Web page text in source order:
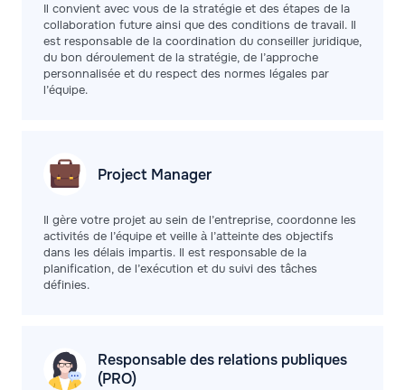
Il convient avec vous de la stratégie et des étapes de la
collaboration future ainsi que des conditions de travail. Il
est responsable de la coordination du conseiller juridique,
du bon déroulement de la stratégie, de l’approche
personnalisée et du respect des normes légales par
l’équipe.
Project Manager
Il gère votre projet au sein de l’entreprise, coordonne les
activités de l’équipe et veille à l’atteinte des objectifs
dans les délais impartis. Il est responsable de la
planification, de l’exécution et du suivi des tâches
définies.
Responsable des relations publiques
(PRO)